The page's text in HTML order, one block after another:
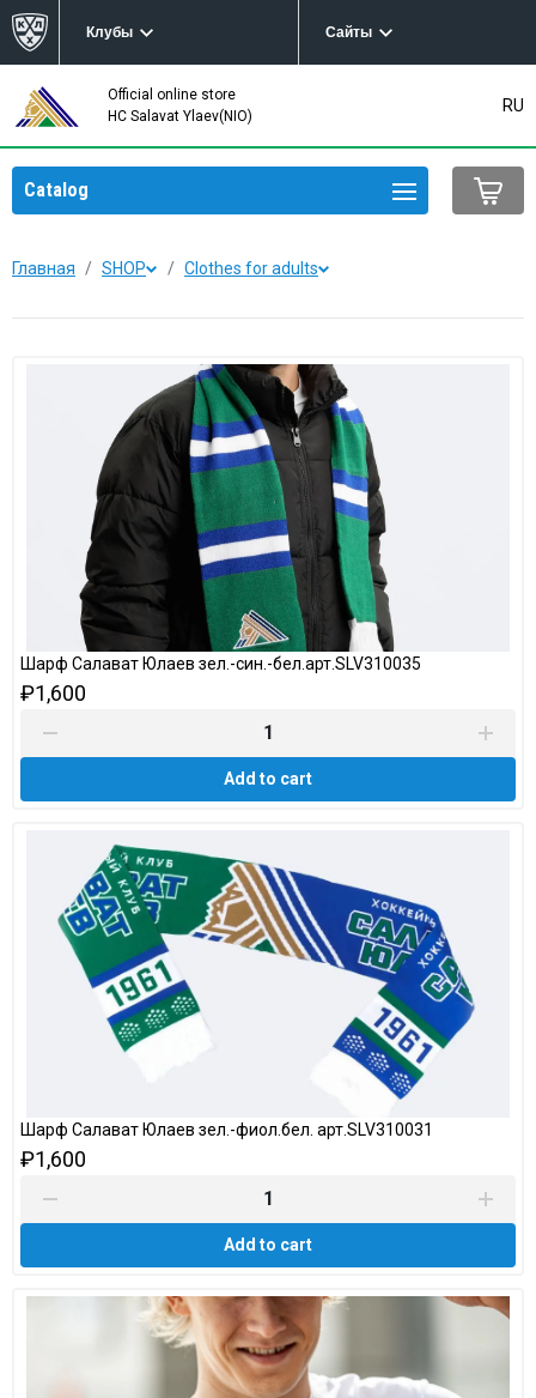
Клубы Сайты
Official online store
HC Salavat Ylaev(NIO)
RU
Catalog
Главная SHOP Clothes for adults
Шарф Салават Юлаев зел.-син.-бел.арт.SLV310035
₽1,600
Add to cart
Шарф Салават Юлаев зел.-фиол.бел. арт.SLV310031
₽1,600
Add to cart